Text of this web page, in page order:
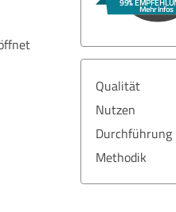
Qualität
Nutzen
Durchführung
Methodik